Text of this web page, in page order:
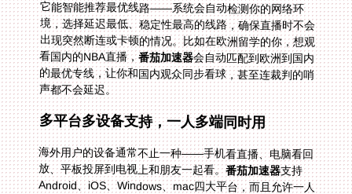
看国内的NBA直播，番茄加速器会自动匹配到欧洲到国内
的最优专线，让你和国内观众同步看球，甚至连裁判的哨
声都不会延迟。
多平台多设备支持，一人多端同时用
海外用户的设备通常不止一种——手机看直播、电脑看回
放、平板投屏到电视上和朋友一起看。番茄加速器支持
Android、iOS、Windows、mac四大平台，而且允许一人
多端设备同时使用。比如你可以用手机打开央视频看世界
杯，同时用电脑打开咪咕视频看NBA回放，甚至用平板投
屏到客厅电视，全家一起看中超联赛，所有设备都能稳定